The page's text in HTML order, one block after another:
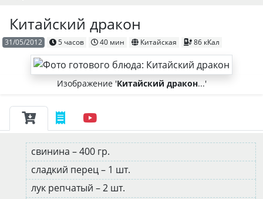
Китайский дракон
31/05/2012 5 часов 40 мин Китайская 86 кКал
Изображение 'Китайский дракон...'
свинина – 400 гр.
сладкий перец – 1 шт.
лук репчатый – 2 шт.